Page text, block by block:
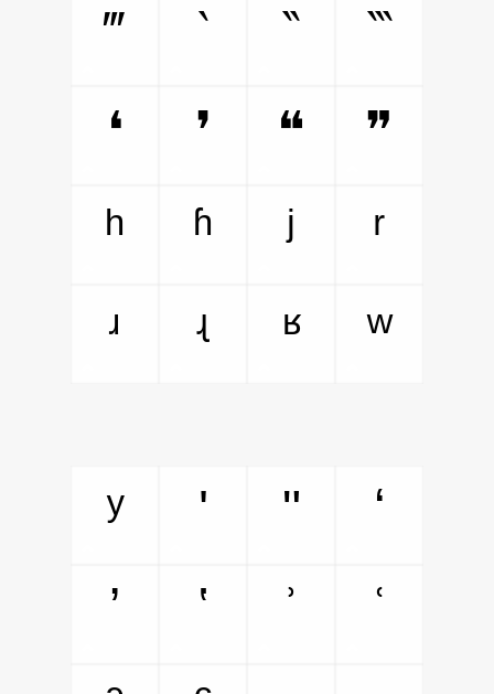
‴ ‵ ‶
‷
❛
❜ ❝
❞
ʰ
ʱ ʲ
ʳ
ʴ
ʵ ʶ ʷ
ʸ ʹ ʺ
ʻ
ʼ
ʽ ʾ
ʿ